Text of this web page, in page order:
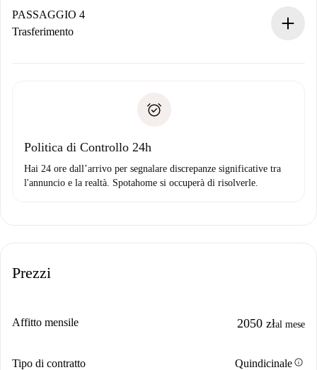
contatto con il proprietario.
Se rifiutata: non ti addebiteremo nulla e ti proporremo
Domiciliazione del pagamento
PASSAGGIO 4
Trasferimento
solo se non segnali problemi.
Politica di Controllo 24h
Hai 24 ore dall’arrivo per segnalare discrepanze significative tra
l'annuncio e la realtà. Spotahome si occuperà di risolverle.
Prezzi
Affitto mensile 2050 złal mese
Tipo di contratto Quindicinaleinfo